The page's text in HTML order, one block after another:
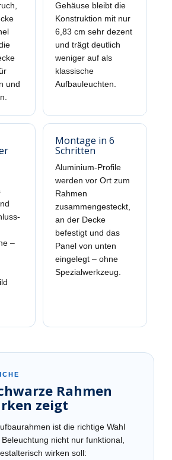
und
Gehäuse bleibt die
Konstruktion mit nur
6,83 cm sehr dezent
und trägt deutlich
weniger auf als
klassische
Aufbauleuchten.
–
Montage in 6
Schritten
Aluminium-Profile
werden vor Ort zum
Rahmen
zusammengesteckt,
an der Decke
befestigt und das
Panel von unten
eingelegt – ohne
Spezialwerkzeug.
Rahmen
zeigt
ist die richtige Wahl
nicht nur funktional,
wirken soll: